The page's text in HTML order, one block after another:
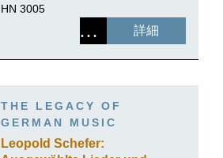
HN 3005
詳細
THE LEGACY OF
GERMAN MUSIC
Leopold Schefer: